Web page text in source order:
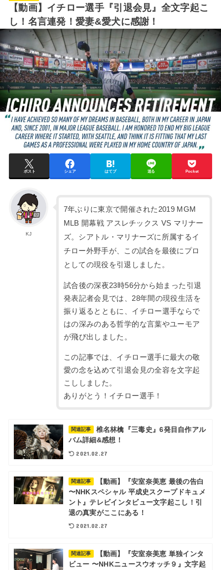
【動画】イチロー選手『引退会見』全文字起こ
し！名言連発！愛妻&愛犬に感謝！
ポスト シェア はてブ 送る Pocket
KJ
7年ぶりに東京で開催された2019 MGM
MLB 開幕戦 アスレチックス VS マリナー
ズ。シアトル・マリナーズに所属するイ
チロー外野手が、この試合を最後にプロ
としての現役を引退しました。
試合後の深夜23時56分から始まった引退
発表記者会見では、28年間の現役生活を
振り返るとともに、イチロー選手ならで
はの深みのある哲学的な言葉やユーモア
が飛び出しました。
この記事では、イチロー選手に最大の敬
愛の念を込めて引退会見の全容を文字起
こししました。
ありがとう！イチロー選手！
関連記事
椎名林檎『三毒史』6発目自作アル
バム詳細&感想！
2021.02.27
関連記事
【動画】『安室奈美恵 最後の告白
〜NHKスペシャル 平成史スクープドキュメ
ント』テレビインタビュー文字起こし！引
退の真実がここにある！
2021.02.27
関連記事
【動画】『安室奈美恵 単独インタ
ビュー 〜NHKニュースウオッチ９』文字起